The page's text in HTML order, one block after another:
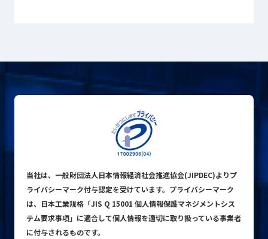
プライバシーポリシー
© ACN Inc.
当社は、一般財団法人日本情報経済社会推進協会(JIPDEC)よりプ
ライバシーマーク付与認定を受けています。プライバシーマーク
は、日本工業規格「JIS Q 15001 個人情報保護マネジメントシス
テム要求事項」に適合して個人情報を適切に取り扱っている事業者
に付与されるものです。